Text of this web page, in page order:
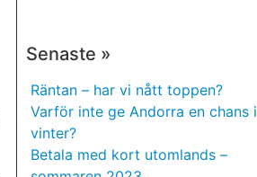
Senaste »
Räntan – har vi nått toppen?
Varför inte ge Andorra en chans i
vinter?
Betala med kort utomlands –